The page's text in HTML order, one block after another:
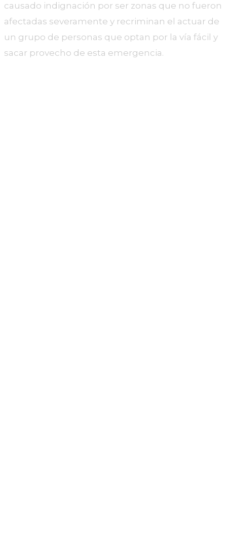
causado indignación por ser zonas que no fueron
afectadas severamente y recriminan el actuar de
un grupo de personas que optan por la vía fácil y
sacar provecho de esta emergencia.